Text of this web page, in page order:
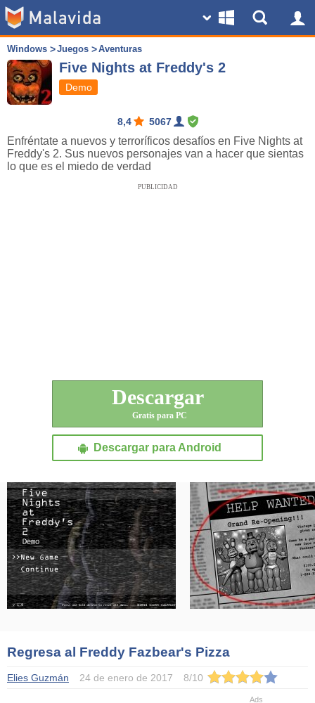
Windows Juegos Aventuras
Five Nights at Freddy's 2
Demo
8,4 5067
Enfréntate a nuevos y terroríficos desafíos en Five Nights at
Freddy's 2. Sus nuevos personajes van a hacer que sientas
lo que es el miedo de verdad
PUBLICIDAD
Descargar
Gratis para PC
Descargar para Android
Regresa al Freddy Fazbear's Pizza
Elies Guzmán 24 de enero de 2017 8/10